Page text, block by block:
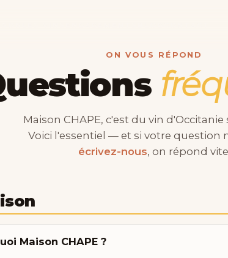
ON VOUS RÉPOND
Maison CHAPE, c'est du vin d'Occitanie
Voici l'essentiel — et si votre question
écrivez-nous, on répond
Maison CHAPE ?